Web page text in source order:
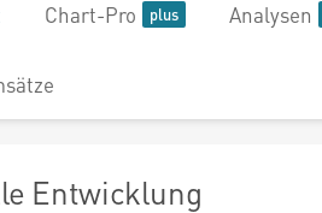
Chart-Pro Analysen
Entwicklung